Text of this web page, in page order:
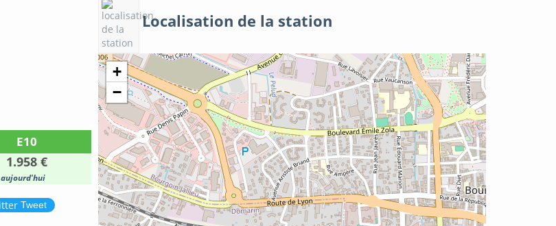
E10
1.958 €
aujourd'hui
Tweet
Localisation de la station
+
−